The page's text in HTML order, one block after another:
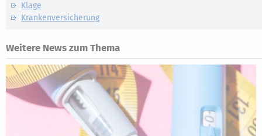
Klage
Krankenversicherung
Weitere News zum Thema